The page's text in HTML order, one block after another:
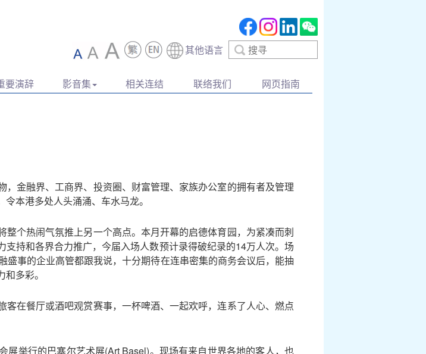
其他语言
寻
要演辞 影音集 相关连结 联络我们 网页指南
金融界、工商界、投资圈、财富管理、家族办公室的拥有者及管理
本港多处人头涌涌、车水马龙。
个热闹气氛推上另一个高点。本月开幕的启德体育园，为紧凑而刺
持和各界合力推广，今届入场人数预计录得破纪录的14万人次。场
事的企业高管都跟我说，十分期待在连串密集的商务会议后，能抽
多彩。
在餐厅或酒吧观赏赛事，一杯啤酒、一起欢呼，连系了人心、燃点
举行的巴塞尔艺术展(Art Basel)。现场有来自世界各地的客人，也